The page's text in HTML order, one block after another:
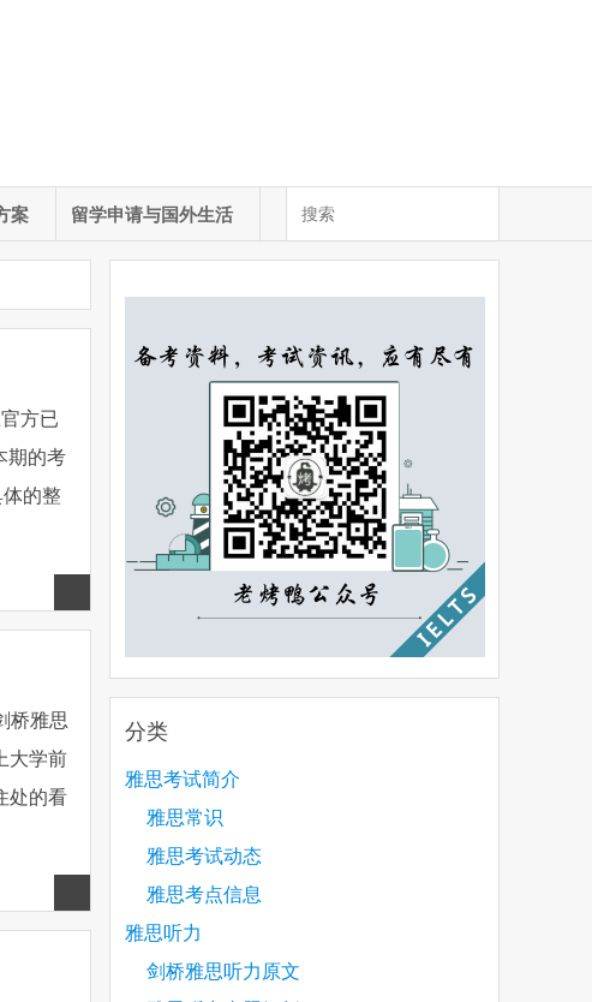
案 留学申请与国外生活
方已
期的考
的整
more
桥雅思
大学前
处的看
more
分类
雅思考试简介
雅思常识
雅思考试动态
雅思考点信息
雅思听力
剑桥雅思听力原文